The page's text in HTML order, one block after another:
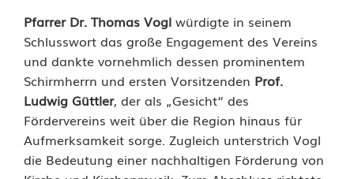
Pfarrer Dr. Thomas Vogl würdigte in seinem
Schlusswort das große Engagement des Vereins
und dankte vornehmlich dessen prominentem
Schirmherrn und ersten Vorsitzenden Prof.
Ludwig Güttler, der als „Gesicht“ des
Fördervereins weit über die Region hinaus für
Aufmerksamkeit sorge. Zugleich unterstrich Vogl
die Bedeutung einer nachhaltigen Förderung von